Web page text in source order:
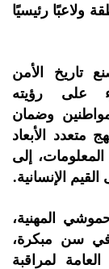
ولاعبًا رئيسيًا
تاريخ الأمن
على رؤيته
وضمان
متعدد الأبعاد
المعلومات، إلى
الإنسانية.
المهنية،
في سن مبكرة،
لمراقبة